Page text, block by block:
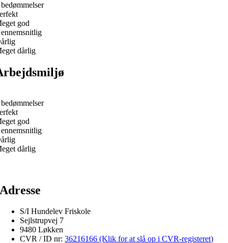
god
dårlig
god
dårlig
Adresse
S/I Hundelev Friskole
Sejlstrupvej 7
9480 Løkken
CVR / ID nr:36216166 (Klik for at slå op i CVR-registeret)